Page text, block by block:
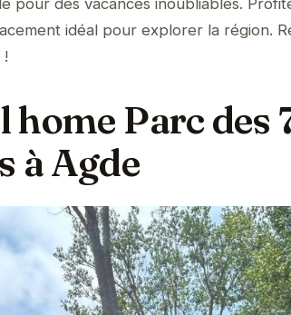
idéal pour explorer la région.
!
Parc des
à Agde